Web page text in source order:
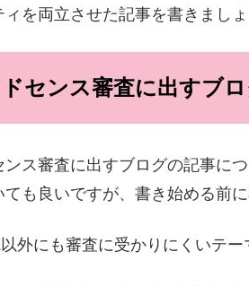
ィを両立させた記事を書きましょ
センス審査に出すブ
ンス審査に出すブログの記事に
ても良いですが、書き始める前
外にも審査に受かりにくいテー